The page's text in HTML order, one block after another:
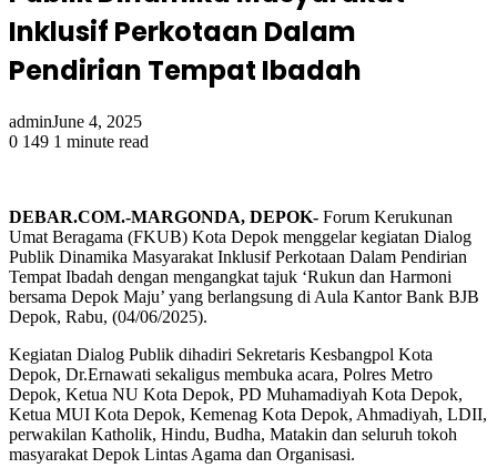
Inklusif Perkotaan Dalam
Pendirian Tempat Ibadah
adminJune 4, 2025
0 149 1 minute read
DEBAR.COM.-MARGONDA, DEPOK- Forum Kerukunan
Umat Beragama (FKUB) Kota Depok menggelar kegiatan Dialog
Publik Dinamika Masyarakat Inklusif Perkotaan Dalam Pendirian
Tempat Ibadah dengan mengangkat tajuk ‘Rukun dan Harmoni
bersama Depok Maju’ yang berlangsung di Aula Kantor Bank BJB
Depok, Rabu, (04/06/2025).
Kegiatan Dialog Publik dihadiri Sekretaris Kesbangpol Kota
Depok, Dr.Ernawati sekaligus membuka acara, Polres Metro
Depok, Ketua NU Kota Depok, PD Muhamadiyah Kota Depok,
Ketua MUI Kota Depok, Kemenag Kota Depok, Ahmadiyah, LDII,
perwakilan Katholik, Hindu, Budha, Matakin dan seluruh tokoh
masyarakat Depok Lintas Agama dan Organisasi.